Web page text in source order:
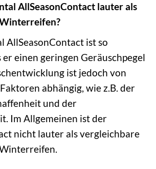
AllSeasonContact lauter als
AllSeasonContact ist so
er einen geringen Geräuschpegel
ist jedoch von
abhängig, wie z.B. der
und der
Im Allgemeinen ist der
nicht lauter als vergleichbare